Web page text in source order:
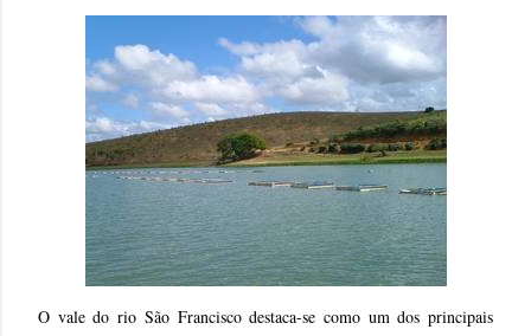
O vale do rio São Francisco destaca-se como um dos principais